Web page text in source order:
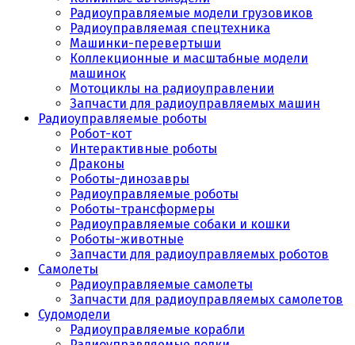
Радиоуправляемые модели грузовиков
Радиоуправляемая спецтехника
Машинки-перевертыши
Коллекционные и масштабные модели
машинок
Мотоциклы на радиоуправлении
Запчасти для радиоуправляемых машин
Радиоуправляемые роботы
Робот-кот
Интерактивные роботы
Драконы
Роботы-динозавры
Радиоуправляемые роботы
Роботы-трансформеры
Радиоуправляемые собаки и кошки
Роботы-животные
Запчасти для радиоуправляемых роботов
Самолеты
Радиоуправляемые самолеты
Запчасти для радиоуправляемых самолетов
Судомодели
Радиоуправляемые корабли